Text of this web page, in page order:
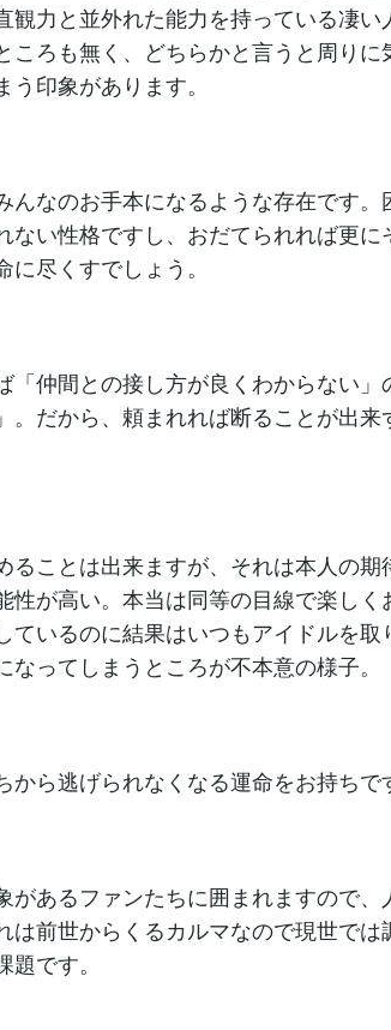
観力と並外れた能力を持っている凄い
ころも無く、どちらかと言うと周りに
印象があります。
んなのお手本になるような存在です。
ない性格ですし、おだてられれば更に
尽くすでしょう。
仲間との接し方が良くわからない」
。だから、頼まれれば断ることが出来
ることは出来ますが、それは本人の期
性が高い。本当は同等の目線で楽しく
ているのに結果はいつもアイドルを取
ってしまうところが不本意の様子。
ら逃げられなくなる運命をお持ちで
があるファンたちに囲まれますので、
は前世からくるカルマなので現世では
です。